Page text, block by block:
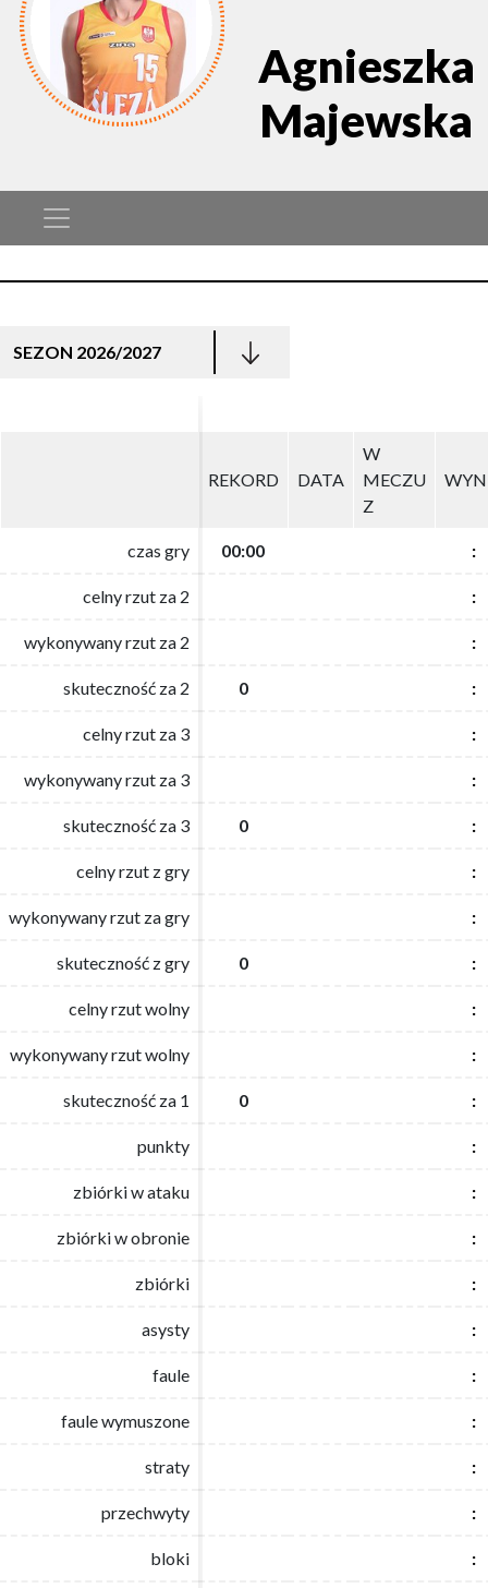
Agnieszka
Majewska
SEZON 2026/2027
REKORD DATA
W
MECZU
Z
czas gry 00:00 :
celny rzut za 2 :
wykonywany rzut za 2 :
skuteczność za 2 0 :
celny rzut za 3 :
wykonywany rzut za 3 :
skuteczność za 3 0 :
celny rzut z gry :
wykonywany rzut za gry :
skuteczność z gry 0 :
celny rzut wolny :
wykonywany rzut wolny :
skuteczność za 1 0 :
punkty :
zbiórki w ataku :
zbiórki w obronie :
zbiórki :
asysty :
faule :
faule wymuszone :
straty :
przechwyty :
bloki :
REKORD DATA
W
MECZU
Z
czas gry 00:00 :
celny rzut za 2 :
wykonywany rzut za 2 :
skuteczność za 2 0 :
celny rzut za 3 :
wykonywany rzut za 3 :
skuteczność za 3 0 :
celny rzut z gry :
wykonywany rzut za gry :
skuteczność z gry 0 :
celny rzut wolny :
wykonywany rzut wolny :
skuteczność za 1 0 :
punkty :
zbiórki w ataku :
zbiórki w obronie :
zbiórki :
asysty :
faule :
faule wymuszone :
straty :
przechwyty :
bloki :